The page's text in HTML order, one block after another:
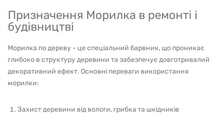
Призначення Морилка в ремонті і
будівництві
Морилка по дереву - це спеціальний барвник, що проникає
глибоко в структуру деревини та забезпечує довготривалий
декоративний ефект. Основні переваги використання
морилки:
Захист деревини від вологи, грибка та шкідників